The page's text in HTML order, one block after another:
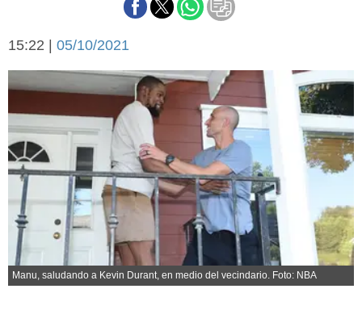
Aplausos
Economía y campo
Con el campo
Espacio empresas
Sociedad y tiempo
libre
Sociedad
Tecnología
Turismo
Salud
Es viral
El tiempo
Cartón Lleno
Fúnebres
15:22 | 05/10/2021
Manu, saludando a Kevin Durant, en medio del vecindario. Foto: NBA